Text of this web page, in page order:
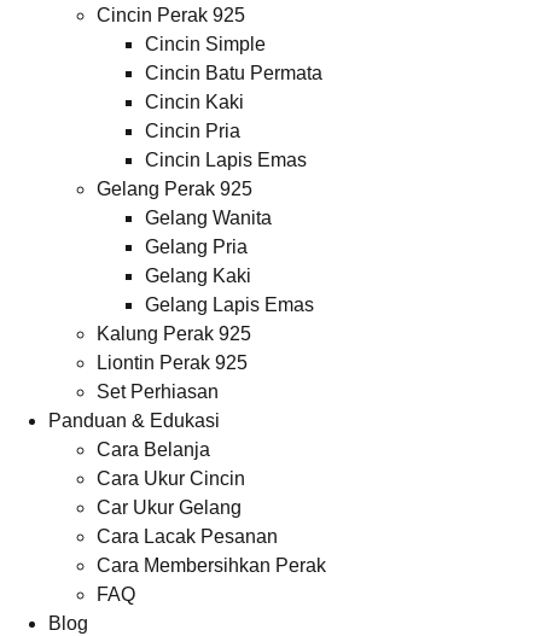
Cincin Perak 925
Cincin Simple
Cincin Batu Permata
Cincin Kaki
Cincin Pria
Cincin Lapis Emas
Gelang Perak 925
Gelang Wanita
Gelang Pria
Gelang Kaki
Gelang Lapis Emas
Kalung Perak 925
Liontin Perak 925
Set Perhiasan
Panduan & Edukasi
Cara Belanja
Cara Ukur Cincin
Car Ukur Gelang
Cara Lacak Pesanan
Cara Membersihkan Perak
FAQ
Blog